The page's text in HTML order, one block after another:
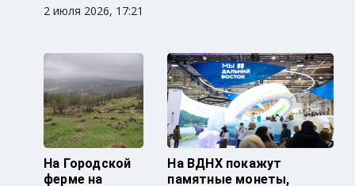
2 июля 2026, 17:21
На Городской
ферме на
На ВДНХ покажут
памятные монеты,